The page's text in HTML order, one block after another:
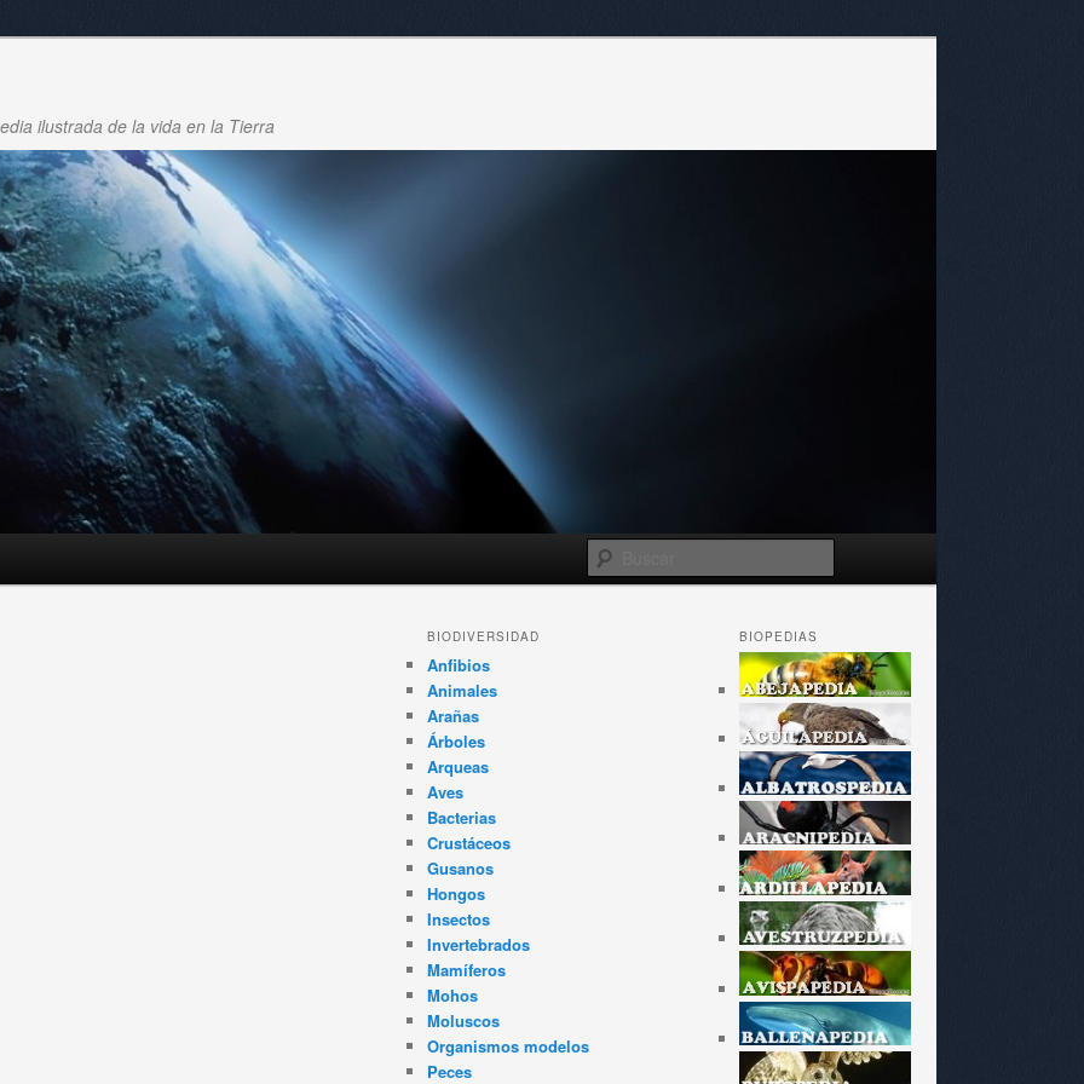
ilustrada de la vida en la Tierra
Navegador
de
artículos
BIOPEDIAS
BIODIVERSIDAD
Anfibios
Animales
Arañas
Árboles
Arqueas
Aves
Bacterias
Crustáceos
Gusanos
Hongos
Insectos
Invertebrados
Mamíferos
Mohos
Moluscos
Organismos modelos
Peces